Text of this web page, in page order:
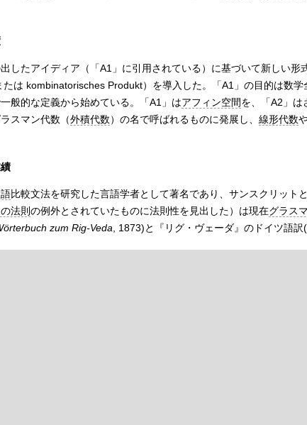
したアイディア（「A1」に引用されている）に基づいて新しい形
は kombinatorisches Produkt）を導入した。「A1」の目的は数学
般的な定義から始めている。「A1」はアフィン空間を、「A2」は
スマン代数（外積代数）の名で呼ばれるものに発展し、 線形代数
比較文法を研究した言語学者として著名であり、サンスクリットと
法則 の例外とされていたものに法則性を見出した）は現在グラス
zum Rig-Veda , 1873)と『リグ・ヴェーダ』のドイツ語